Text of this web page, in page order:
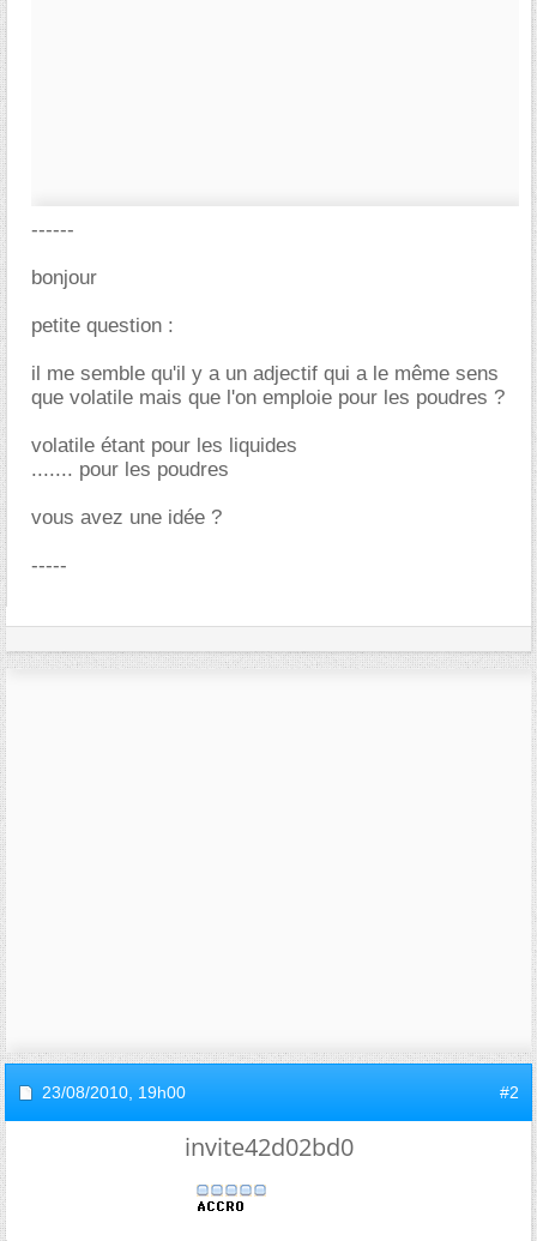
------
bonjour
petite question :
il me semble qu'il y a un adjectif qui a le même sens
que volatile mais que l'on emploie pour les poudres ?
volatile étant pour les liquides
....... pour les poudres
vous avez une idée ?
-----
23/08/2010, 19h00 #2
invite42d02bd0